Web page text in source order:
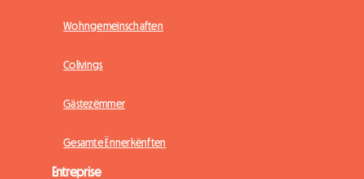
Wohngemeinschaften
Colivings
Gästezëmmer
Gesamte Ënnerkënften
Entreprise